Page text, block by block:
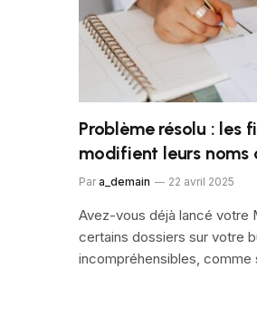
Problème résolu : les
modifient leurs
Par a_demain 22 avril 2025
Avez-vous déjà lancé votre
certains dossiers sur votre
incompréhensibles, comme